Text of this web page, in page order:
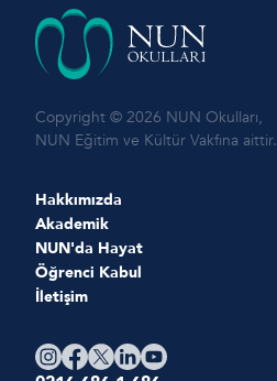
Copyright © 2026 NUN Okulları,
NUN Eğitim ve Kültür Vakfına aittir.
Hakkımızda
Akademik
NUN'da Hayat
Öğrenci Kabul
İletişim